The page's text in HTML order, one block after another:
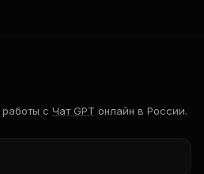
с Чат GPT онлайн в России.